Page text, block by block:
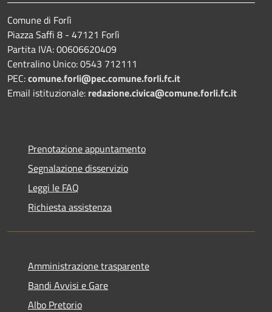
Comune di Forlì
Piazza Saffi 8 - 47121 Forlì
Partita IVA: 00606620409
Centralino Unico: 0543 712111
PEC:comune.forli@pec.comune.forli.fc.it
Email istituzionale: redazione.civica@comune.forli.fc.it
Prenotazione appuntamento
Segnalazione disservizio
Leggi le FAQ
Richiesta assistenza
Amministrazione trasparente
Bandi Avvisi e Gare
Albo Pretorio